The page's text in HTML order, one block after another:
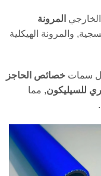
المرونة
والمرونة الهيكلية
سماتخصائص الحاجز
للسيليكون, مما